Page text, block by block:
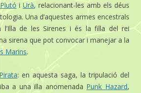
Plutó i Urà, relacionant-les amb els déus
Una d’aquestes armes encestrals
l’Illa de les Sirenes i és la filla del rei
sirena que pot convocar i manejar a la
Marins.
: en aquesta saga, la tripulació del
a una illa anomenada Punk Hazard,